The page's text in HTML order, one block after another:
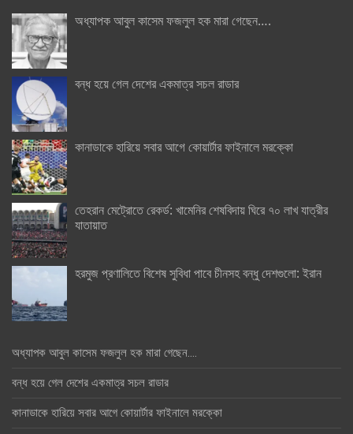
অধ্যাপক আবুল কাসেম ফজলুল হক মারা গেছেন….
বন্ধ হয়ে গেল দেশের একমাত্র সচল রাডার
কানাডাকে হারিয়ে সবার আগে কোয়ার্টার ফাইনালে মরক্কো
তেহরান মেট্রোতে রেকর্ড: খামেনির শেষবিদায় ঘিরে ৭০ লাখ যাত্রীর
যাতায়াত
হরমুজ প্রণালিতে বিশেষ সুবিধা পাবে চীনসহ বন্ধু দেশগুলো: ইরান
অধ্যাপক আবুল কাসেম ফজলুল হক মারা গেছেন….
বন্ধ হয়ে গেল দেশের একমাত্র সচল রাডার
কানাডাকে হারিয়ে সবার আগে কোয়ার্টার ফাইনালে মরক্কো